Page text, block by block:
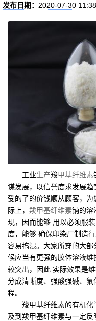
发布日期： 2020-07-30
工业生产羧甲基纤维素
谋发展，以信誉度求发展
受的了的价钱顺从顾客，
际上， 羧甲基纤维素钠的溶
現，因而能够 用以必须服
度，能够 确保印染厂制造
容易搞混。大家所穿的大
候应当有更强的胶体溶液
较突出，因此 实际效果是
分成清晰度、强酸强碱、
程。
羧甲基纤维素的有机化
及到羧甲基纤维素与一定